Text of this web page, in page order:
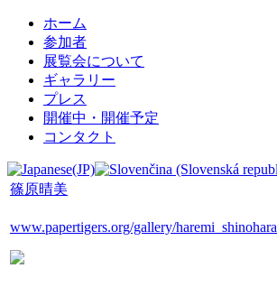
ホーム
参加者
展覧会について
ギャラリー
プレス
開催中・開催予定
コンタクト
篠原晴美
www.papertigers.org/gallery/haremi_shinohara